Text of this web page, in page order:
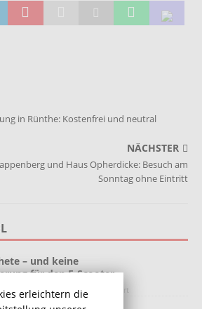
in Rünthe: Kostenfrei und neutral
NÄCHSTER
und Haus Opherdicke: Besuch am
Sonntag ohne Eintritt
– und keine
für den E-Scooter
Kommentare deaktiviert
erleichtern die